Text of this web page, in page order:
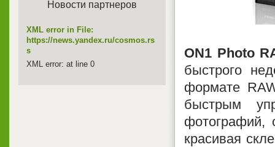
ON1 Photo
быстрого
формате
быстрым
фотографий,
красивая
Новости партнеров
XML error in File:
https://news.yandex.ru/cosmos.rs
s
XML error: at line 0